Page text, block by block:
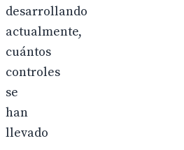
desarrollando
actualmente,
cuántos
controles
se
han
llevado